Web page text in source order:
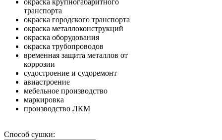
транспорта
окраска городского транспорта
окраска металлоконструкций
окраска оборудования
окраска трубопроводов
временная защита металлов от
коррозии
судостроение и судоремонт
авиастроение
мебельное производство
маркировка
производство ЛКМ
Способ сушки: